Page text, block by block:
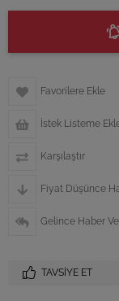
Favorilere Ekle
İstek Listeme
Karşılaştır
Fiyat Düşünce
Gelince Haber
TAVSIYE ET